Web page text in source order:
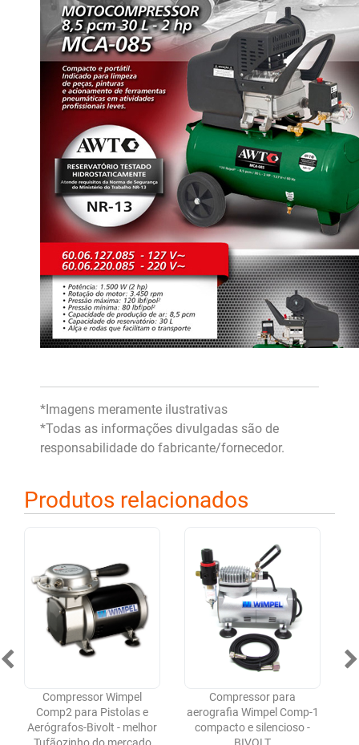
*Imagens meramente ilustrativas
*Todas as informações divulgadas são de
responsabilidade do fabricante/fornecedor.
Produtos relacionados
Compressor Wimpel
Comp2 para Pistolas e
Aerógrafos-Bivolt - melhor
Compressor para
aerografia Wimpel Comp-1
compacto e silencioso -